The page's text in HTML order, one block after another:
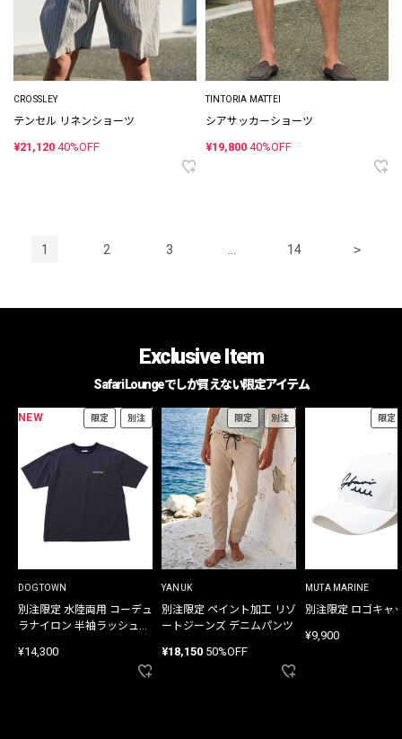
CROSSLEY
テンセル リネンショーツ
¥21,120 40%OFF
TINTORIA MATTEI
シアサッカーショーツ
¥19,800 40%OFF
1 2 3 14 >
Exclusive Item
Safari Loungeでしか買えない限定アイテム
NEW 限定 別注
DOGTOWN
別注限定 水陸両用 コーデュ
ラナイロン 半袖ラッシュガ
¥14,300
限定 別注
YANUK
別注限定 ペイント加工 リゾ
ートジーンズ デニムパンツ
¥18,150 50%OFF
限定
MUTA MARINE
別注限定 ロゴキャ
¥9,900